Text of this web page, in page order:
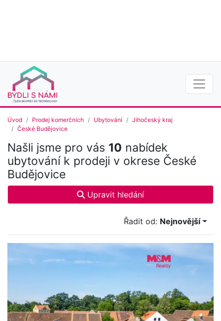
Úvod Prodej komerčních Ubytování
Jihočeský kraj
České Budějovice
Našli jsme pro vás 10 nabídek
ubytování k prodeji v okrese České
Budějovice
Upravit hledání
Řadit od: Nejnovější